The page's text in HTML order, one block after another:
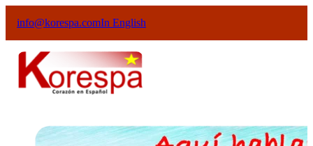
info@korespa.comIn English